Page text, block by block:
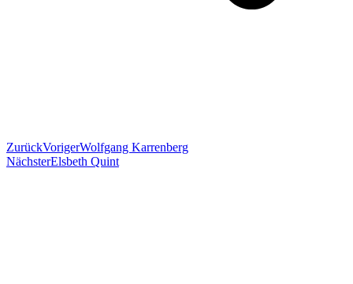
ZurückVorigerWolfgang Karrenberg
NächsterElsbeth Quint